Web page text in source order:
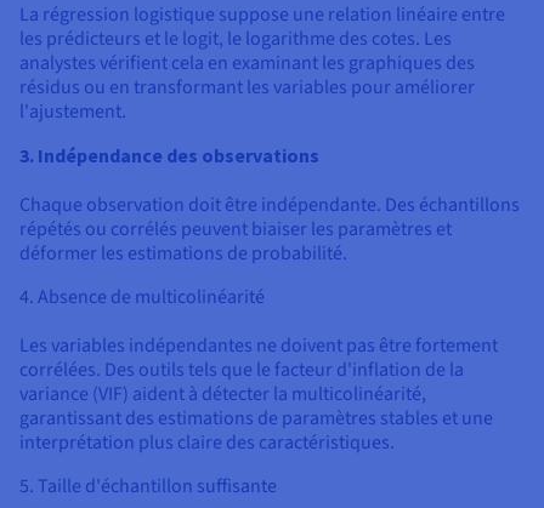
La régression logistique suppose une relation linéaire entre
les prédicteurs et le logit, le logarithme des cotes. Les
analystes vérifient cela en examinant les graphiques des
résidus ou en transformant les variables pour améliorer
l'ajustement.
3. Indépendance des observations
Chaque observation doit être indépendante. Des échantillons
répétés ou corrélés peuvent biaiser les paramètres et
déformer les estimations de probabilité.
4. Absence de multicolinéarité
Les variables indépendantes ne doivent pas être fortement
corrélées. Des outils tels que le facteur d'inflation de la
variance (VIF) aident à détecter la multicolinéarité,
garantissant des estimations de paramètres stables et une
interprétation plus claire des caractéristiques.
5. Taille d'échantillon suffisante